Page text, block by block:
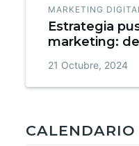
MARKETING DIGITAL
Estrategia
marketing:
21 Octubre, 2024